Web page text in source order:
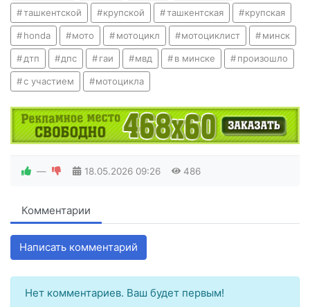
ташкентской крупской ташкентская крупская
honda мото мотоцикл мотоциклист минск
дтп дпс гаи мвд в минске произошло
с участием мотоцикла
— 18.05.2026 09:26 486
Комментарии
Написать комментарий
Нет комментариев. Ваш будет первым!